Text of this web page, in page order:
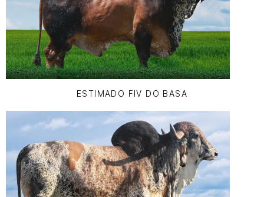
ESTIMADO FIV DO BASA